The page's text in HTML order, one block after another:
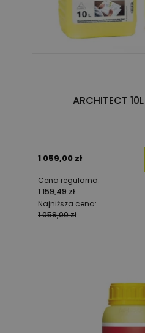
ARCHITECT
1 059,00 zł
Cena regularna:
1 159,49 zł
Najniższa cena:
1 059,00 zł